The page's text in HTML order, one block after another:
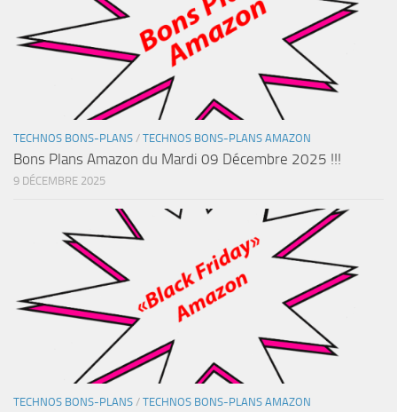
TECHNOS BONS-PLANS / TECHNOS BONS-PLANS AMAZON
Bons Plans Amazon du Mardi 09 Décembre 2025 !!!
9 DÉCEMBRE 2025
TECHNOS BONS-PLANS / TECHNOS BONS-PLANS AMAZON